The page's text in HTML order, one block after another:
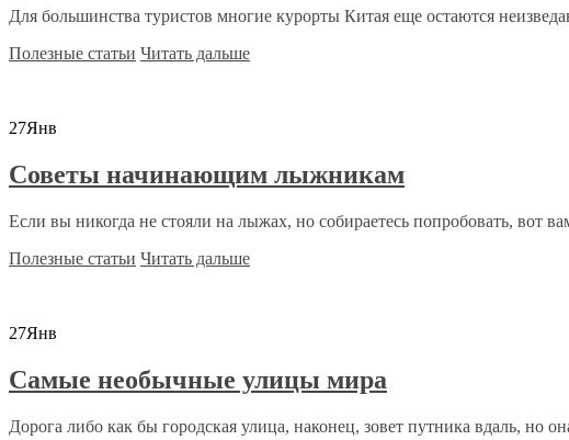
Для большинства туристов многие курорты Китая еще остаются
Полезные статьи Читать дальше
27Янв
Советы начинающим лыжникам
Если вы никогда не стояли на лыжах, но собираетесь попробовать, вот
Полезные статьи Читать дальше
27Янв
Самые необычные улицы мира
Дорога либо как бы городская улица, наконец, зовет путника вдаль, но